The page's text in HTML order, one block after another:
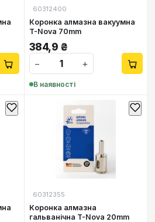
60312400
Коронка алмазна вакуумна
T-Nova 70mm
384,9 ₴
−
+
В наявності
60312355
Коронка алмазна
гальванічна T-Nova 20mm